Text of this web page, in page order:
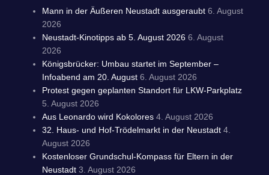
Mann in der Äußeren Neustadt ausgeraubt 6. August
2026
Neustadt-Kinotipps ab 5. August 2026 6. August
2026
Königsbrücker: Umbau startet im September –
Infoabend am 20. August 6. August 2026
Protest gegen geplanten Standort für LKW-Parkplatz
5. August 2026
Aus Leonardo wird Kokolores 4. August 2026
32. Haus- und Hof-Trödelmarkt in der Neustadt 4.
August 2026
Kostenloser Grundschul-Kompass für Eltern in der
Neustadt 3. August 2026